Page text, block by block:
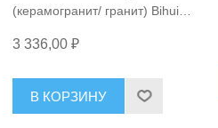
(керамогранит/ гранит) Bihui
3 336,00 ₽
В КОРЗИНУ